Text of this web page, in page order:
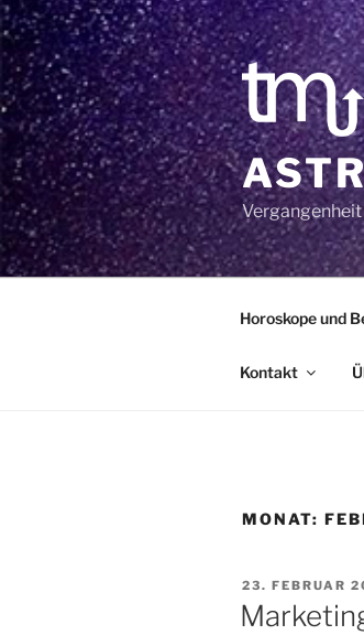
Zum
Inhalt
springen
Horoskope und
Kontakt
MONAT:
AM
23. FEBRUAR